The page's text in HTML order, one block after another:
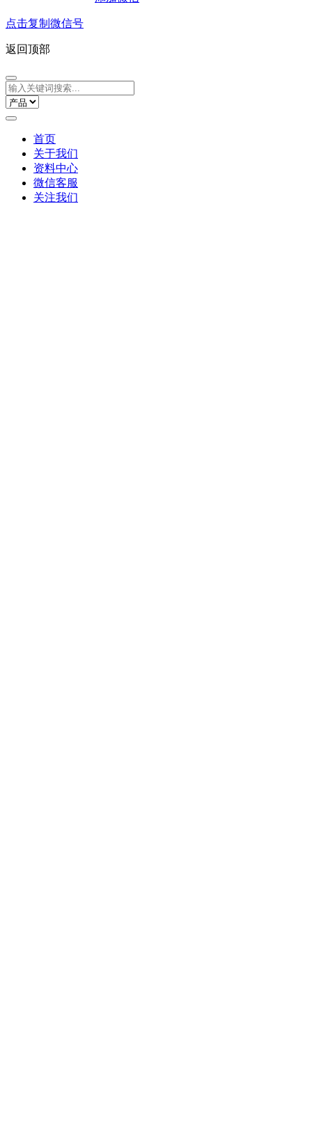
点击复制微信号
返回顶部
首页
关于我们
资料中心
微信客服
关注我们